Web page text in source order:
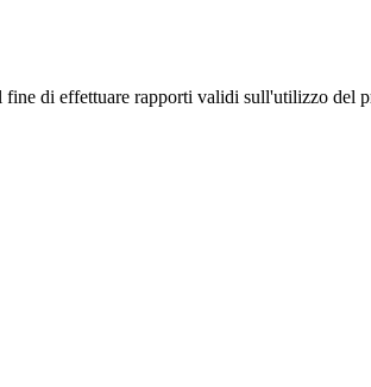
di effettuare rapporti validi sull'utilizzo del